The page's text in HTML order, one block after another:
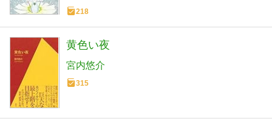
218
黄色い夜
宮内悠介
315